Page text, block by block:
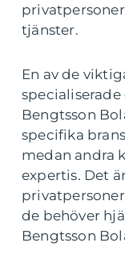
tjänster.
En av de
Bengtsson
specifika
medan andra
expertis. Det
de behöver
Bengtsson